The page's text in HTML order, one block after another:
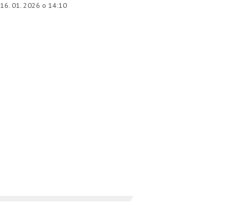
16. 01. 2026 o 14:10